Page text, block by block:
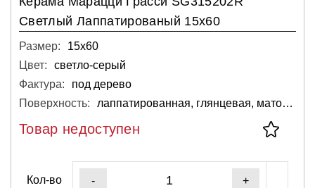
Светлый Лаппатированый 15х60
Размер:
15х60
Цвет:
светло-серый
Фактура:
под дерево
Поверхность:
лаппатированная, глянцевая, матовая
Товар недоступен
Кол-во - +